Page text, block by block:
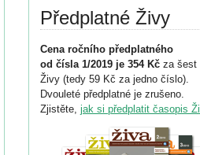
Předplatné Živy
Cena ročního předplatného
od čísla 1/2019 je 354 Kč za šest
Živy (tedy 59 Kč za jedno číslo).
Dvouleté předplatné je zrušeno.
Zjistěte, jak si předplatit časopis